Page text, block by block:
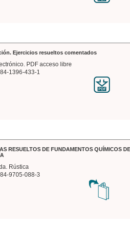
Ejercicios resueltos comentados
PDF acceso libre
1396-433-1
RESUELTOS DE FUNDAMENTOS QUÍMICOS
Rústica
9705-088-3